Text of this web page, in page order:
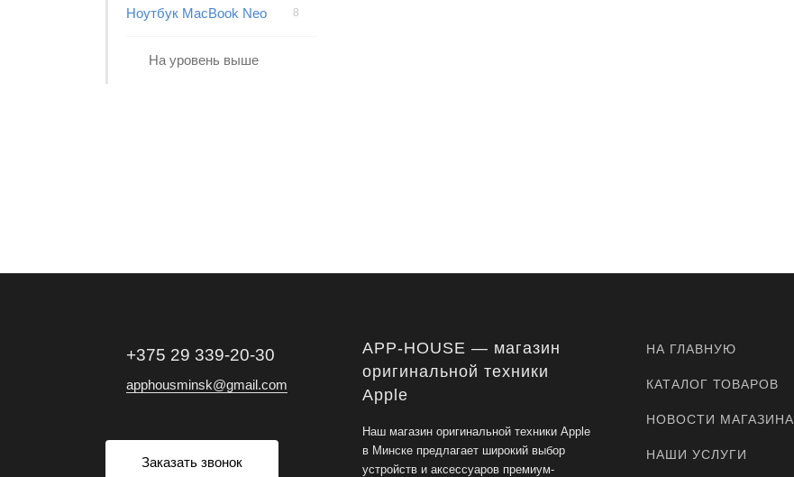
Ноутбук MacBook Neo 8
На уровень выше
+375 29 339-20-30
apphousminsk@gmail.com
Заказать звонок
APP-HOUSE — магазин
оригинальной техники
Apple
Наш магазин оригинальной техники Apple
в Минске предлагает широкий выбор
устройств и аксессуаров премиум-
НА ГЛАВНУЮ
КАТАЛОГ ТОВАРОВ
НОВОСТИ МАГАЗИНА
НАШИ УСЛУГИ